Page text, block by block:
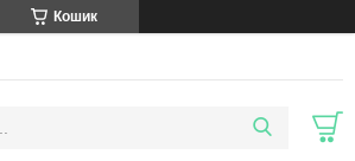
Кошик